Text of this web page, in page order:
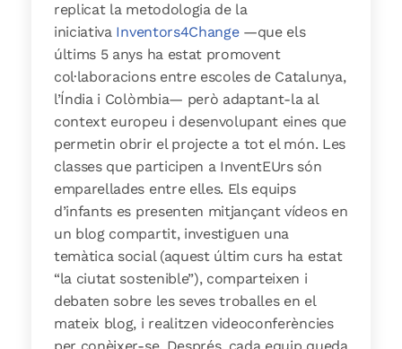
replicat la metodologia de la
iniciativa Inventors4Change—que els
últims 5 anys ha estat promovent
col·laboracions entre escoles de Catalunya,
l’Índia i Colòmbia— però adaptant-la al
context europeu i desenvolupant eines que
permetin obrir el projecte a tot el món. Les
classes que participen a InventEUrs són
emparellades entre elles. Els equips
d’infants es presenten mitjançant vídeos en
un blog compartit, investiguen una
temàtica social (aquest últim curs ha estat
“la ciutat sostenible”), comparteixen i
debaten sobre les seves troballes en el
mateix blog, i realitzen videoconferències